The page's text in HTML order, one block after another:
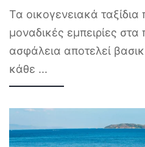
Τα οικογενειακά
μοναδικές εμπειρίες
ασφάλεια αποτελεί
κάθε ...